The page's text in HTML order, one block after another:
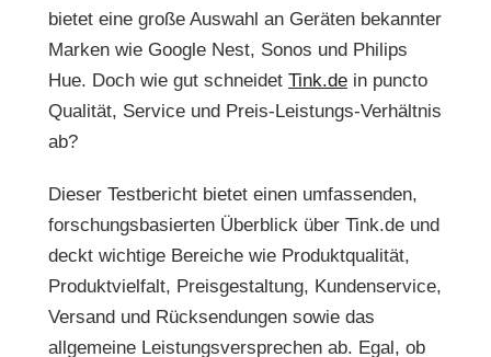
bietet eine große Auswahl an Geräten bekannter
Marken wie Google Nest, Sonos und Philips
Hue. Doch wie gut schneidet Tink.de in puncto
Qualität, Service und Preis-Leistungs-Verhältnis
ab?
Dieser Testbericht bietet einen umfassenden,
forschungsbasierten Überblick über Tink.de und
deckt wichtige Bereiche wie Produktqualität,
Produktvielfalt, Preisgestaltung, Kundenservice,
Versand und Rücksendungen sowie das
allgemeine Leistungsversprechen ab. Egal, ob